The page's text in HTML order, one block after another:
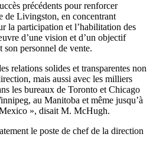
précédents pour renforcer
de Livingston, en concentrant
la participation et l’habilitation des
d’une vision et d’un objectif
son personnel de vente.
relations solides et transparentes non
mais aussi avec les milliers
les bureaux de Toronto et Chicago
au Manitoba et même jusqu’à
», disait M. McHugh.
le poste de chef de la direction